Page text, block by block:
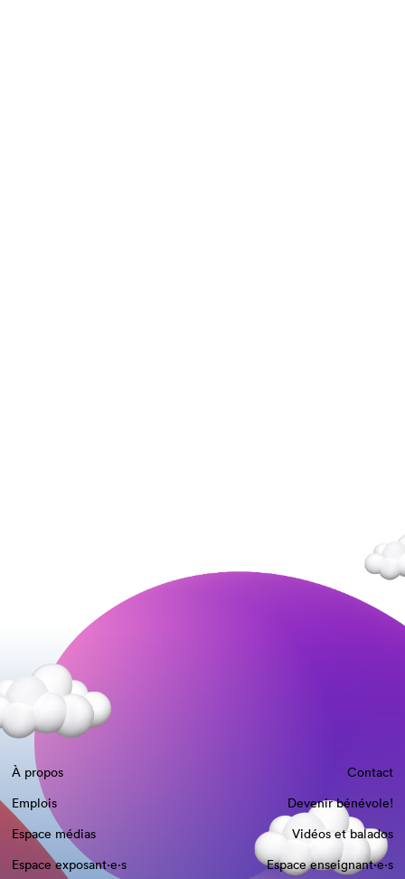
À propos
Contact
Emplois
Devenir bénévole!
Espace médias
Vidéos et balados
Espace exposant·e⋅s
Espace enseignant·e⋅s